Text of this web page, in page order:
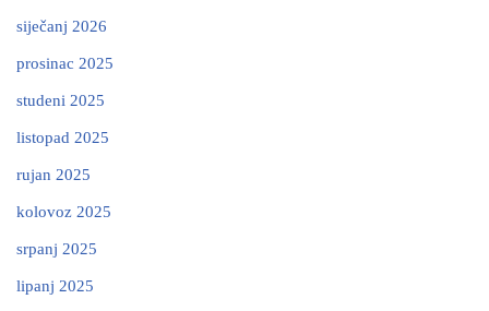
siječanj 2026
prosinac 2025
studeni 2025
listopad 2025
rujan 2025
kolovoz 2025
srpanj 2025
lipanj 2025